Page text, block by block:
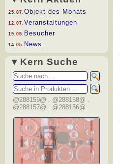
25.07. Objekt des Monats
12.07. Veranstaltungen
19.05. Besucher
14.05. News
▾ Kern Suche
@288159@ . @288158@ .
@288157@ . @288156@ .